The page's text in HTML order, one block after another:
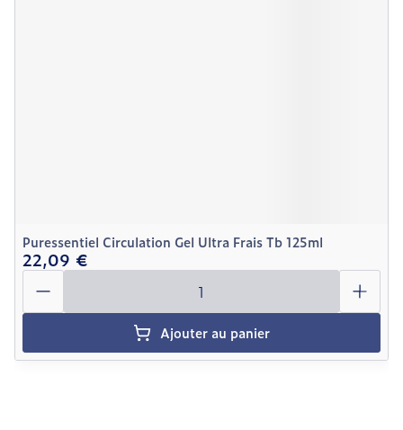
Puressentiel Circulation Gel Ultra Frais Tb 125ml
22,09 €
Quantité
Ajouter au panier